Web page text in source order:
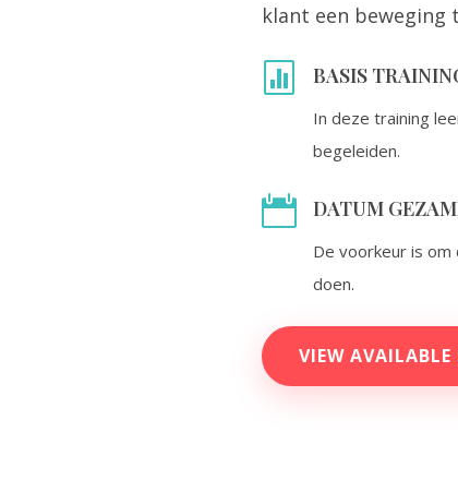
klant een beweging
 BASIS
In deze training
begeleiden.
 DATUM
De voorkeur is
doen.
VIEW AVAILABLE